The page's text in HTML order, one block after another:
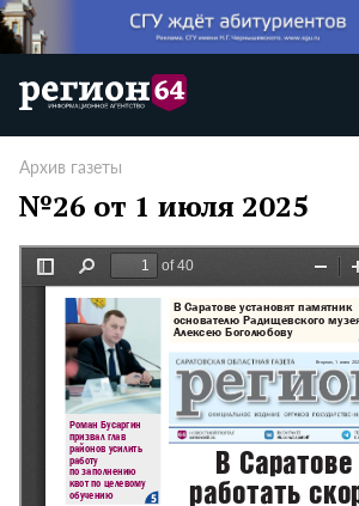
Архив газеты
№26 от 1 июля 2025